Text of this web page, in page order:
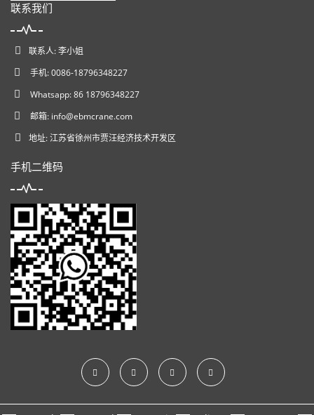
联系我们
联系人: 李小姐
手机: 0086-18796348227
Whatsapp: 86 18796348227
邮箱: info@ebmcrane.com
地址: 江苏省徐州市贾汪经济技术开发区
手机二维码